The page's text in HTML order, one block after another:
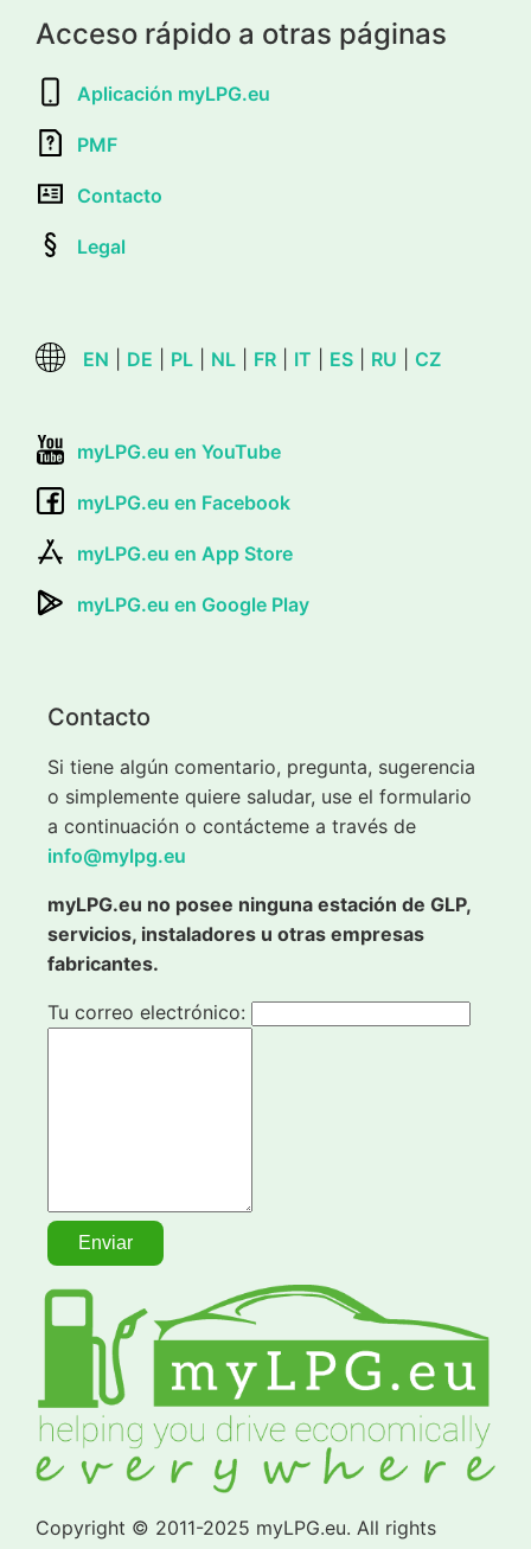
Acceso rápido a otras páginas
Aplicación myLPG.eu
PMF
Contacto
Legal
EN DE PL NL FR IT ES RU CZ
myLPG.eu en YouTube
myLPG.eu en Facebook
myLPG.eu en App Store
myLPG.eu en Google Play
Contacto
Si tiene algún comentario, pregunta, sugerencia
o simplemente quiere saludar, use el formulario
a continuación o contácteme a través de
info@mylpg.eu
myLPG.eu no posee ninguna estación de GLP,
servicios, instaladores u otras empresas
fabricantes.
Tu correo electrónico:
Copyright © 2011-2025 myLPG.eu. All rights